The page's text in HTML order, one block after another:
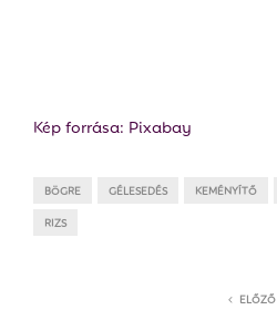
Kép forrása: Pixabay
BÖGRE GÉLESEDÉS KEMÉNYÍTŐ
RIZS
ELŐZŐ